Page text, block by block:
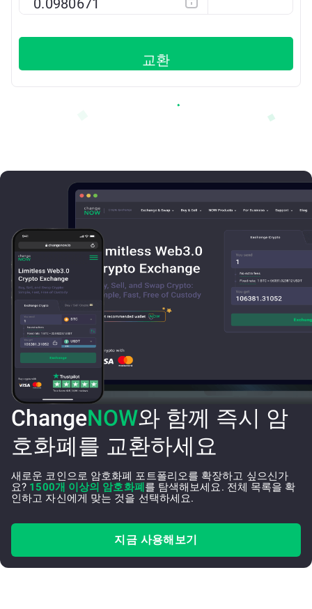
교환
ChangeNOW와 함께 즉시 암
호화폐를 교환하세요
새로운 코인으로 암호화폐 포트폴리오를 확장하고 싶으신가
요? 1500개 이상의 암호화폐 를 탐색해보세요. 전체 목록을 확
인하고 자신에게 맞는 것을 선택하세요.
지금 사용해보기